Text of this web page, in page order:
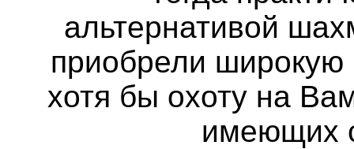
альтернативой
приобрели широкую
хотя бы охоту на
имеющих